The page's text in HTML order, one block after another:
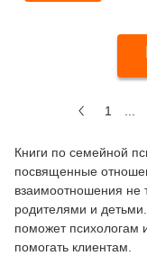
1
Книги по семейной
посвященные
взаимоотношения не
родителями и
поможет психологам
помогать клиентам.